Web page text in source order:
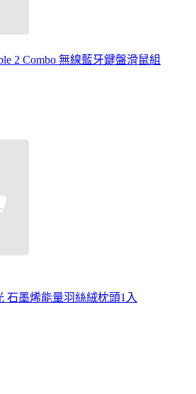
2 Combo 無線藍牙鍵盤滑鼠組
石墨烯能量羽絲絨枕頭1入